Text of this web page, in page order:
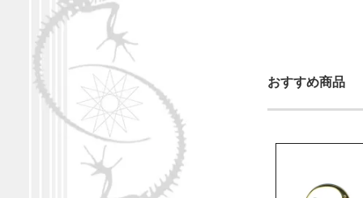
おすすめ商品